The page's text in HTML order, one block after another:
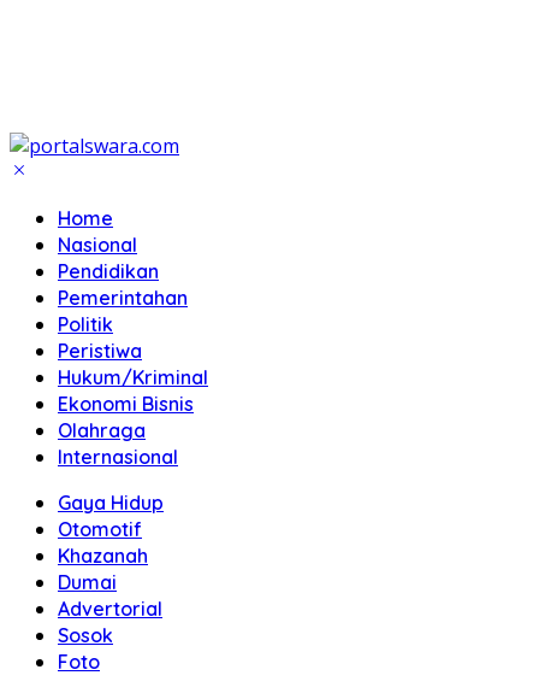
Home
Nasional
Pendidikan
Pemerintahan
Politik
Peristiwa
Hukum/Kriminal
Ekonomi Bisnis
Olahraga
Internasional
Gaya Hidup
Otomotif
Khazanah
Dumai
Advertorial
Sosok
Foto